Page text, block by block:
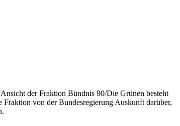
der Fraktion Bündnis 90/Die Grünen besteht
Fraktion von der Bundesregierung Auskunft darüber,